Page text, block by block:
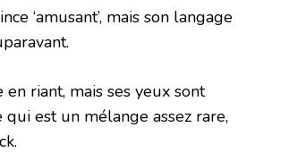
‘amusant’, mais son langage
riant, mais ses yeux sont
est un mélange assez rare,